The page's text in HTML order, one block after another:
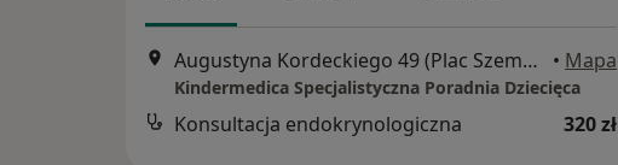
Augustyna Kordeckiego 49 (Plac Szembeka), Warszawa • Mapa
Kindermedica Specjalistyczna Poradnia Dziecięca
Konsultacja endokrynologiczna 320 zł